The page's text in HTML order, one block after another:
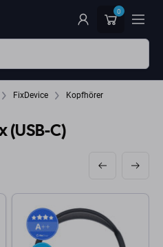
0
FixDevice Kopfhörer
(USB-C)